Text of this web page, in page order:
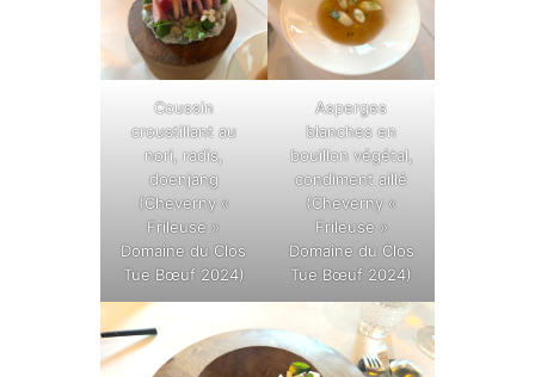
Coussin
croustillant au
nori, radis,
doenjang
(Cheverny «
Frileuse »
Domaine du Clos
Tue Bœuf 2024)
Asperges
blanches en
bouillon végétal,
condiment aillé
(Cheverny «
Frileuse »
Domaine du Clos
Tue Bœuf 2024)